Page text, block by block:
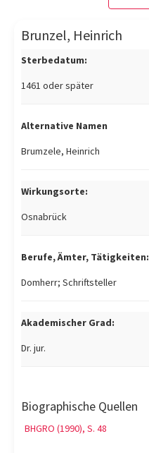
Brunzel, Heinrich
Sterbedatum:
1461 oder später
Alternative Namen
Brumzele, Heinrich
Wirkungsorte:
Osnabrück
Berufe, Ämter, Tätigkeiten:
Domherr; Schriftsteller
Akademischer Grad:
Dr. jur.
Biographische Quellen
BHGRO (1990), S. 48